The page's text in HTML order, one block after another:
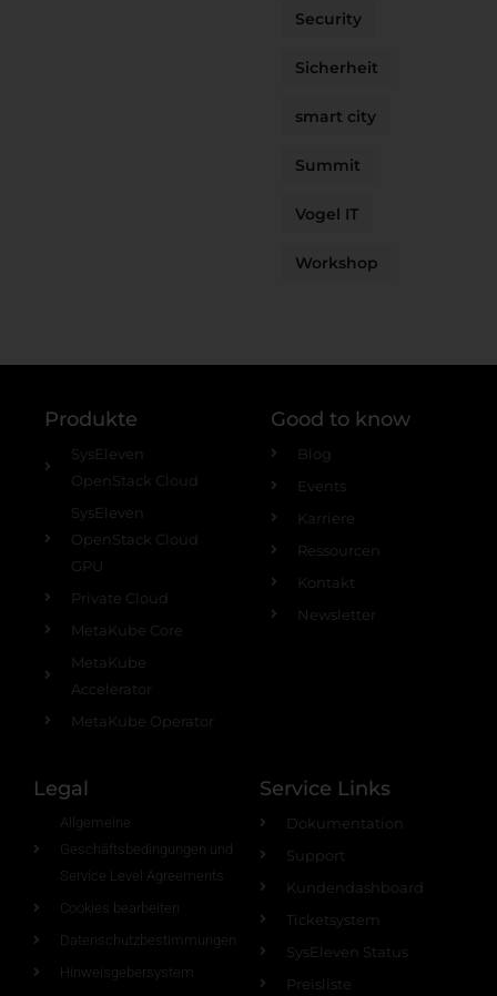
Security
Sicherheit
smart city
Summit
Vogel IT
Workshop
Produkte
SysEleven
OpenStack Cloud
SysEleven
OpenStack Cloud
GPU
Private Cloud
MetaKube Core
MetaKube
Accelerator
MetaKube Operator
Good to know
Blog
Events
Karriere
Ressourcen
Kontakt
Newsletter
Legal
Allgemeine
Geschäftsbedingungen und
Service Level Agreements
Cookies bearbeiten
Datenschutzbestimmungen
Hinweisgebersystem
Service Links
Dokumentation
Support
Kundendashboard
Ticketsystem
SysEleven Status
Preisliste